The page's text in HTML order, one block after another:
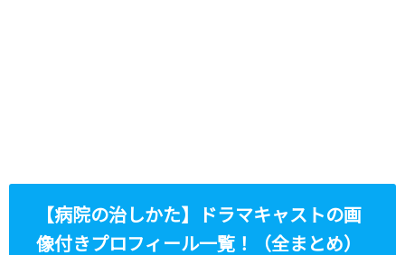
【病院の治しかた】ドラマキャストの画
像付きプロフィール一覧！（全まとめ）